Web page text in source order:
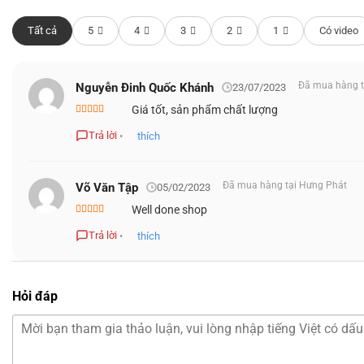
Tất cả 5 4 3 2 1 Có video
Nguyễn Đinh Quốc Khánh 23/07/2023 Đã mua hàng
hạng55 sao
Giá tốt, sản phẩm chất lượng
Trả lời • thích
Võ Văn Tập 05/02/2023 Đã mua hàng tại Hưng Phát
hạng55 sao
Well done shop
Trả lời • thích
Hỏi đáp